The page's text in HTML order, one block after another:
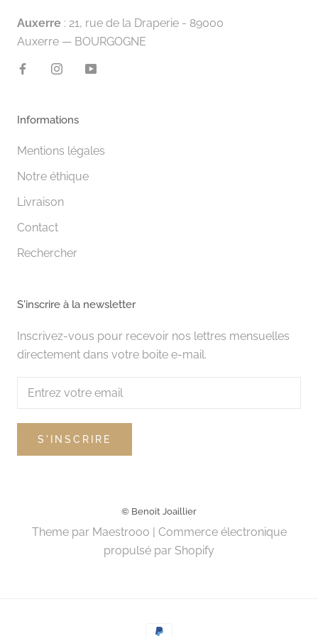
Auxerre : 21, rue de la Draperie - 89000
Auxerre — BOURGOGNE
Informations
Mentions légales
Notre éthique
Livraison
Contact
Rechercher
S'inscrire à la newsletter
Inscrivez-vous pour recevoir nos lettres mensuelles
directement dans votre boite e-mail.
S'INSCRIRE
© Benoit Joaillier
Theme par Maestrooo | Commerce électronique
propulsé par Shopify